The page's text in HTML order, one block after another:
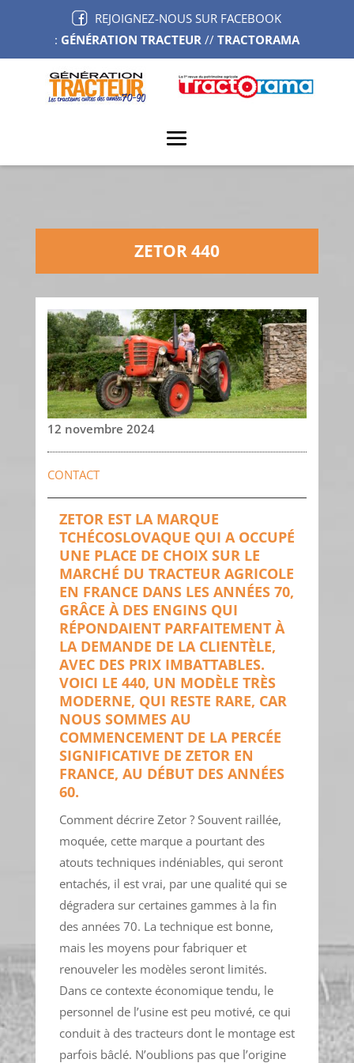
REJOIGNEZ-NOUS SUR FACEBOOK
: GÉNÉRATION TRACTEUR// TRACTORAMA
ZETOR 440
12 novembre 2024
CONTACT
ZETOR EST LA MARQUE
TCHÉCOSLOVAQUE QUI A OCCUPÉ
UNE PLACE DE CHOIX SUR LE
MARCHÉ DU TRACTEUR AGRICOLE
EN FRANCE DANS LES ANNÉES 70,
GRÂCE À DES ENGINS QUI
RÉPONDAIENT PARFAITEMENT À
LA DEMANDE DE LA CLIENTÈLE,
AVEC DES PRIX IMBATTABLES.
VOICI LE 440, UN MODÈLE TRÈS
MODERNE, QUI RESTE RARE, CAR
NOUS SOMMES AU
COMMENCEMENT DE LA PERCÉE
SIGNIFICATIVE DE ZETOR EN
FRANCE, AU DÉBUT DES ANNÉES
60.
Comment décrire Zetor ? Souvent raillée,
moquée, cette marque a pourtant des
atouts techniques indéniables, qui seront
entachés, il est vrai, par une qualité qui se
dégradera sur certaines gammes à la fin
des années 70. La technique est bonne,
mais les moyens pour fabriquer et
renouveler les modèles seront limités.
Dans ce contexte économique tendu, le
personnel de l’usine est peu motivé, ce qui
conduit à des tracteurs dont le montage est
parfois bâclé. N’oublions pas que l’origine